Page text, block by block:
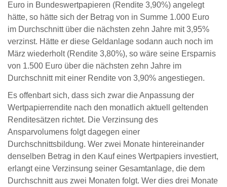
Euro in Bundeswertpapieren (Rendite 3,90%) angelegt
hätte, so hätte sich der Betrag von in Summe 1.000 Euro
im Durchschnitt über die nächsten zehn Jahre mit 3,95%
verzinst. Hätte er diese Geldanlage sodann auch noch im
März wiederholt (Rendite 3,80%), so wäre seine Ersparnis
von 1.500 Euro über die nächsten zehn Jahre im
Durchschnitt mit einer Rendite von 3,90% angestiegen.
Es offenbart sich, dass sich zwar die Anpassung der
Wertpapierrendite nach den monatlich aktuell geltenden
Renditesätzen richtet. Die Verzinsung des
Ansparvolumens folgt dagegen einer
Durchschnittsbildung. Wer zwei Monate hintereinander
denselben Betrag in den Kauf eines Wertpapiers investiert,
erlangt eine Verzinsung seiner Gesamtanlage, die dem
Durchschnitt aus zwei Monaten folgt. Wer dies drei Monate